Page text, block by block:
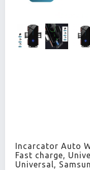
Incarcator Auto
Fast charge,
Universal,